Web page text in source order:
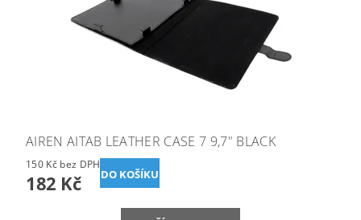
AIREN AITAB LEATHER CASE 7 9,7" BLACK
150 Kč bez DPH
182 Kč